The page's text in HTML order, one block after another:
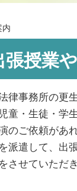
張授業
律事務所の更
童・生徒・学
のご依頼があ
派遣して、出
させていただ